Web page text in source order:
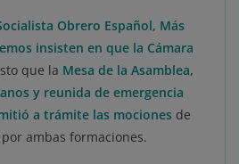
Obrero Español, Más
insisten en que la Cámara
que la Mesa de la Asamblea,
y reunida de emergencia
a trámite las mociones de
ambas formaciones.